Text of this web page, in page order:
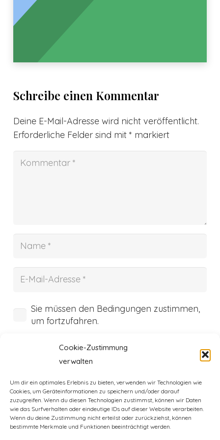
Cookie-Zustimmung
verwalten
Um dir ein optimales Erlebnis zu bieten, verwenden wir Technologien wie
Cookies, um Geräteinformationen zu speichern und/oder darauf
zuzugreifen. Wenn du diesen Technologien zustimmst, können wir Daten
wie das Surfverhalten oder eindeutige IDs auf dieser Website verarbeiten.
Wenn du deine Zustimmung nicht erteilst oder zurückziehst, können
bestimmte Merkmale und Funktionen beeinträchtigt werden.
Schreibe einen Kommentar
Deine E-Mail-Adresse wird nicht veröffentlicht.
Erforderliche Felder sind mit * markiert
Sie müssen den Bedingungen zustimmen,
um fortzufahren.
Kommentar abschicken